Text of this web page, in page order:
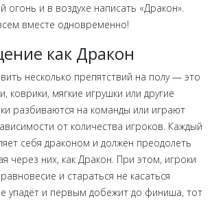
огонь и в воздухе написать «Дракон».
вместе одновременно!
как Дракон
несколько препятствий на полу — это
коврики, мягкие игрушки или другие
разбиваются на команды или играют
от количества игроков. Каждый
себя драконом и должен преодолеть
через них, как Дракон. При этом, игроки
и стараться не касаться
упадёт и первым добежит до финиша, тот